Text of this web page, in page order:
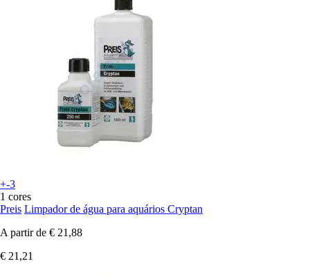
+-3
1 cores
Preis Limpador de água para aquários Cryptan
A partir de € 21,88
€ 21,21